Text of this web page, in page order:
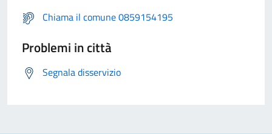
Chiama il comune 0859154195
Problemi in città
Segnala disservizio